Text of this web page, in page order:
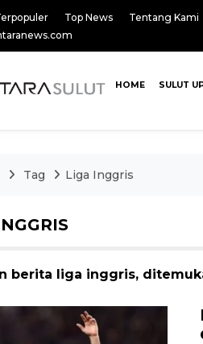
Top News
Tentang Kami
HOME SULUT
Tag Liga Inggris
berita liga inggris,